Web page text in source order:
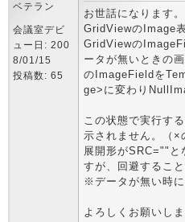
ベテラン
会議室デビ
ュー日: 200
8/01/15
投稿数: 65
お世話になります。
GridViewのImage
GridViewの
ータが無いときの
のImageFieldを
ge>に変わり
この状態で実行す
示されません。（×
展開形がSRC=""と
すが、回避するこ
※データが無い時に
よろしくお願いし